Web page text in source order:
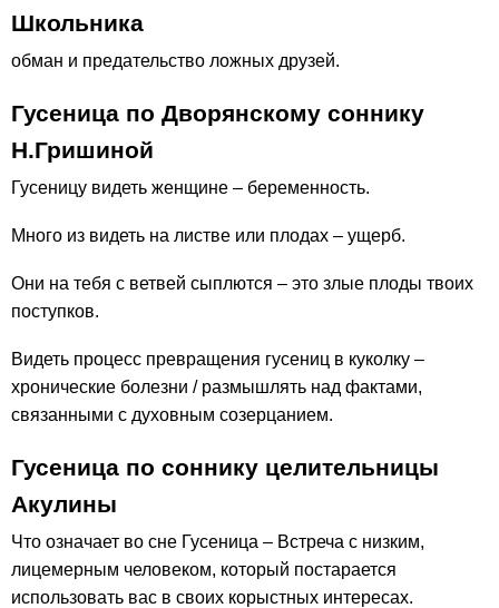
Школьника
обман и предательство ложных друзей.
Гусеница по Дворянскому соннику
Н.Гришиной
Гусеницу видеть женщине – беременность.
Много из видеть на листве или плодах – ущерб.
Они на тебя с ветвей сыплются – это злые плоды твоих
поступков.
Видеть процесс превращения гусениц в куколку –
хронические болезни / размышлять над фактами,
связанными с духовным созерцанием.
Гусеница по соннику целительницы
Акулины
Что означает во сне Гусеница – Встреча с низким,
лицемерным человеком, который постарается
использовать вас в своих корыстных интересах.